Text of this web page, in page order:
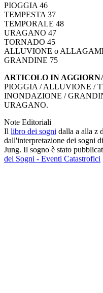
PIOGGIA 46
TEMPESTA 37
TEMPORALE 48
URAGANO 47
TORNADO 45
ALLUVIONE o
GRANDINE 75
ARTICOLO IN
PIOGGIA / ALLUVIONE /
INONDAZIONE /
URAGANO.
Note Editoriali
Il libro dei sogni dalla a alla z
dall'interpretazione dei sogni
Jung. Il sogno è stato
dei Sogni - Eventi Catastrofici